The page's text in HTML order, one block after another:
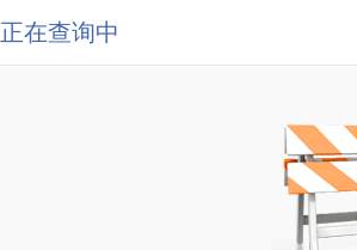
正在查询中